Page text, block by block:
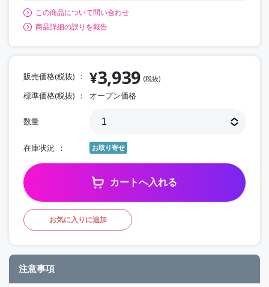
この商品について問い合わせ
商品詳細の誤りを報告
販売価格(税抜) ¥3,939 (税抜)
標準価格(税抜) オープン価格
数量
在庫状況 お取り寄せ
カートへ入れる
お気に入りに追加
注意事項